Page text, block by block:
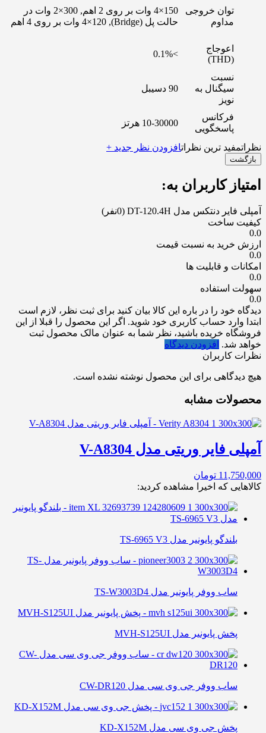
توان خروجی
مداوم
150×4 وات بر روی 2 اهم, 300×2 وات در
حالت پل (Bridge), 4×120 وات بر روی 4 اهم
اعوجاج
(THD)
>0.1%
نسبت
سیگنال به
نویز
90 دسیبل
فرکانس
پاسخگویی
10-30000 هرتز
نظراتمفید ترین نظراتافزودن نظر جدید +
بازگشت
امتیاز کاربران به:
آمپلی فایر دنتکس مدل DT-120.4H
(0نفر)
کیفیت ساخت
0.0
ارزش خرید به نسبت قیمت
0.0
امکانات و قابلیت ها
0.0
سهولت استفاده
0.0
دیدگاه خود را در باره این کالا بیان کنید برای ثبت نظر، لازم است
ابتدا وارد حساب کاربری خود شوید. اگر این محصول را قبلا از این
فروشگاه خریده باشید، نظر شما به عنوان مالک محصول ثبت
خواهد شد. افزودن دیدگاه
نظرات کاربران
هیچ دیدگاهی برای این محصول نوشته نشده است.
محصولات مشابه
آمپلی فایر وریتی مدل V-A8304
11,750,000 تومان
کالاهایی که اخیرا مشاهده کردید:
بلندگو پایونیر مدل TS-6965 V3
ساب ووفر پایونیر مدل TS-W3003D4
پخش پایونیر مدل MVH-S125UI
ساب ووفر جی وی سی مدل CW-DR120
پخش جی وی سی مدل KD-X152M